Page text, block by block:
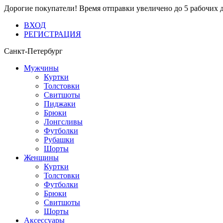
Дорогие покупатели! Время отправки увеличено до 5 рабочих
ВХОД
РЕГИСТРАЦИЯ
Санкт-Петербург
Мужчины
Куртки
Толстовки
Свитшоты
Пиджаки
Брюки
Лонгсливы
Футболки
Рубашки
Шорты
Женщины
Куртки
Толстовки
Футболки
Брюки
Свитшоты
Шорты
Аксессуары